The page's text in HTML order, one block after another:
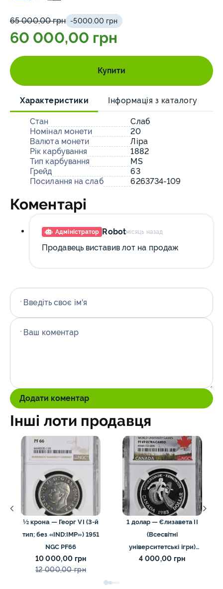
65 000,00 грн -5000.00 грн
60 000,00 грн
Купити
Характеристики Інформація з каталогу
Стан
Слаб
Номінал монети
20
Валюта монети
Ліра
Рік карбування
1882
Тип карбування
MS
Грейд
63
Посилання на слаб
6263734-109
Коментарі
Адміністратор Robotмісяць назад
Продавець виставив лот на продаж
* Введіть своє ім'я
* Ваш коментар
Додати коментар
Інші лоти продавця
½ крона — Георг VI (3-й
тип; без «IND:IMP») 1951
NGC PF66
10 000,00 грн
12 000,00 грн
1 долар — Єлизавета II
(Всесвітні
університетські ігри)
1983 ngc pf69 UC
4 000,00 грн